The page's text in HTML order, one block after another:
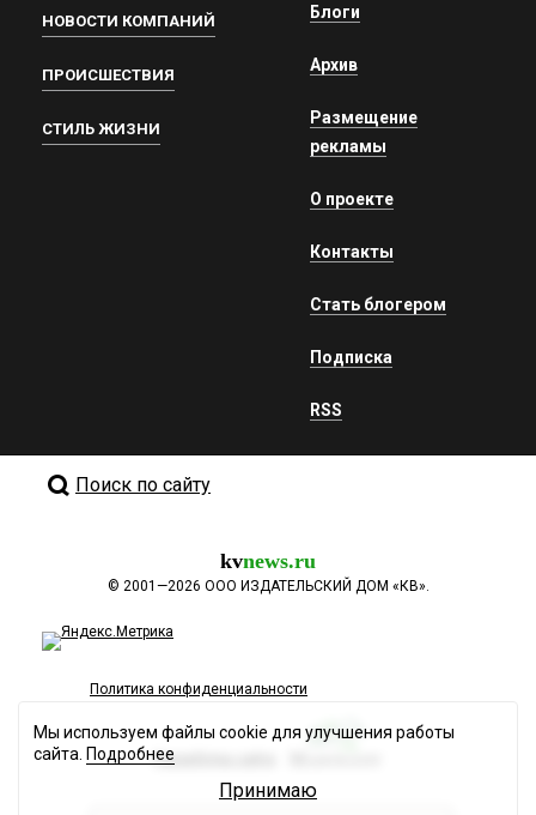
НОВОСТИ КОМПАНИЙ
ПРОИСШЕСТВИЯ
СТИЛЬ ЖИЗНИ
Блоги
Архив
Размещение
рекламы
О проекте
Контакты
Стать блогером
Подписка
RSS
Поиск по сайту
kvnews.ru
© 2001—2026 ООО ИЗДАТЕЛЬСКИЙ ДОМ «КВ».
Политика конфиденциальности
Разработка сайта
Мы используем файлы cookie для улучшения работы
сайта. Подробнее
Принимаю